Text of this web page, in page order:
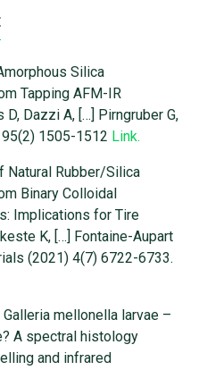
Silica
Tapping AFM-IR
Dazzi A, […] Pirngruber G,
1505-1512 Link.
Natural Rubber/Silica
Binary Colloidal
Implications for Tire
K, […] Fontaine-Aupart
(2021) 4(7) 6722-6733.
mellonella larvae –
A spectral histology
and infrared